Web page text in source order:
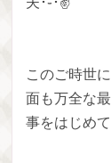
このご時世
面も万全な
事をはじめ